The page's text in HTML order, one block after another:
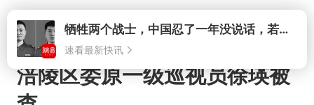
打开牺牲两个战士，中国忍了一年没说话，若菲律宾死了人，他会开战吗
速看最新快讯
涪陵区委原一级巡视员徐瑛被